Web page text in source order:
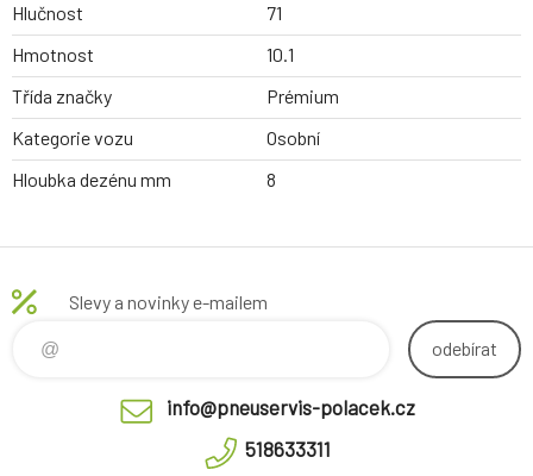
Hlučnost
71
Hmotnost
10.1
Třída značky
Prémium
Kategorie vozu
Osobní
Hloubka dezénu mm
8
Slevy a novinky e-mailem
odebírat
info@pneuservis-polacek.cz
518633311